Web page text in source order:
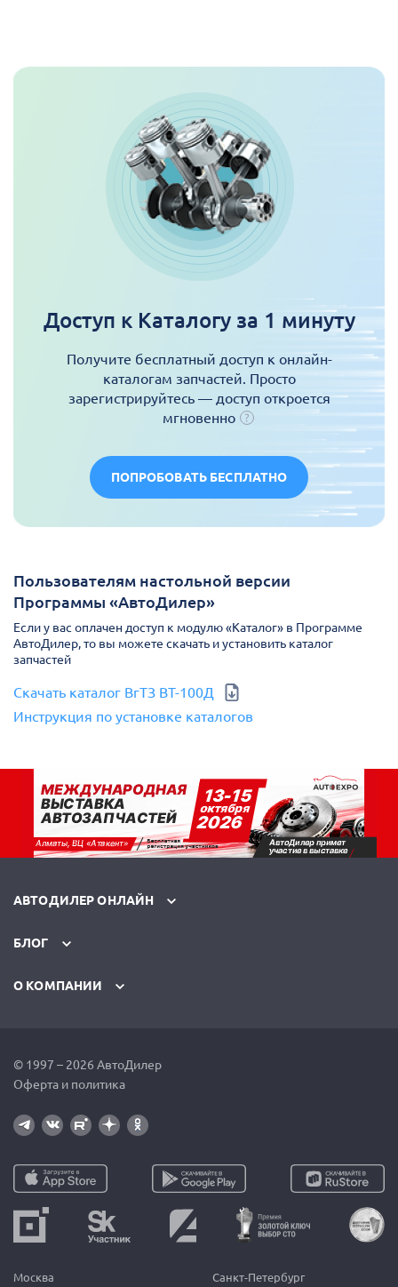
Доступ к Каталогу за 1 минуту
Получите бесплатный доступ к онлайн-
каталогам запчастей. Просто
зарегистрируйтесь — доступ откроется
мгновенно
ПОПРОБОВАТЬ БЕСПЛАТНО
Пользователям настольной версии
Программы «АвтоДилер»
Если у вас оплачен доступ к модулю «Каталог» в Программе
АвтоДилер, то вы можете скачать и установить каталог
запчастей
Скачать каталог ВгТЗ ВТ-100Д
Инструкция по установке каталогов
АВТОДИЛЕР ОНЛАЙН
БЛОГ
О КОМПАНИИ
© 1997 – 2026 АвтоДилер
Оферта и политика
Москва Санкт-Петербург